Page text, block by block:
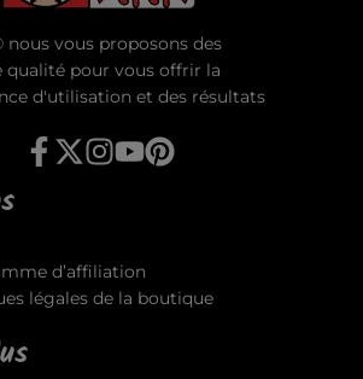
nous vous proposons des
qualité pour vous offrir la
d'utilisation et des résultats
d’affiliation
légales de la boutique